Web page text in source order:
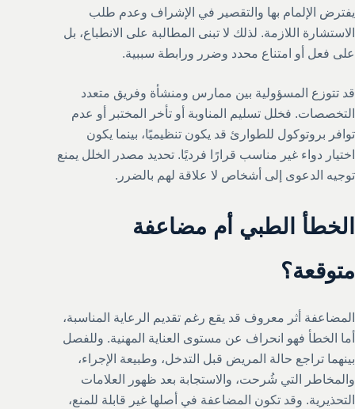
يفترض الإلمام بها والتقصير في الإشراف وعدم طلب
الاستشارة اللازمة. لذلك لا تبنى المطالبة على الانطباع، بل
على فعل أو امتناع محدد وضرر ورابطة سببية.
قد تتوزع المسؤولية بين ممارس ومنشأة وفريق متعدد
التخصصات. فخلل تسليم المناوبة أو تأخر المختبر أو عدم
توافر بروتوكول للطوارئ قد يكون تنظيميًا، بينما يكون
اختيار دواء غير مناسب قرارًا فرديًا. تحديد مصدر الخلل يمنع
توجيه الدعوى إلى أشخاص لا علاقة لهم بالضرر.
الخطأ الطبي أم مضاعفة
متوقعة؟
المضاعفة أثر معروف قد يقع رغم تقديم الرعاية المناسبة،
أما الخطأ فهو انحراف عن مستوى العناية المهنية. وللفصل
بينهما تراجع حالة المريض قبل التدخل، وطبيعة الإجراء،
والمخاطر التي شُرحت، والاستجابة بعد ظهور العلامات
التحذيرية. وقد تكون المضاعفة في أصلها غير قابلة للمنع،